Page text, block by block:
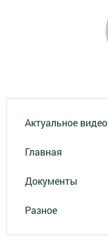
Актуальное видео
Главная
Документы
Разное